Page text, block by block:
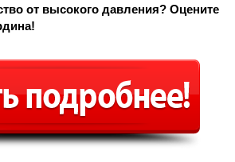
от высокого давления? Оцените